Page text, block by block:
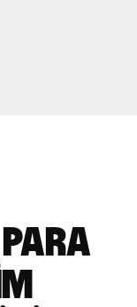
para